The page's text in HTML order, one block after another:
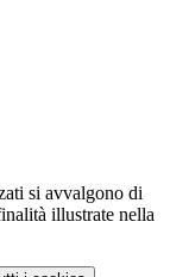
si avvalgono di
illustrate nella